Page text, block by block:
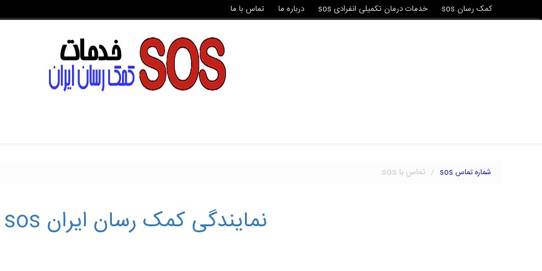
کمک رسان sos خدمات درمان تکمیلی انفرادی sos درباره ما تماس با ما
شماره تماس sos تماس با sos
نمایندگی کمک رسان ایران sos